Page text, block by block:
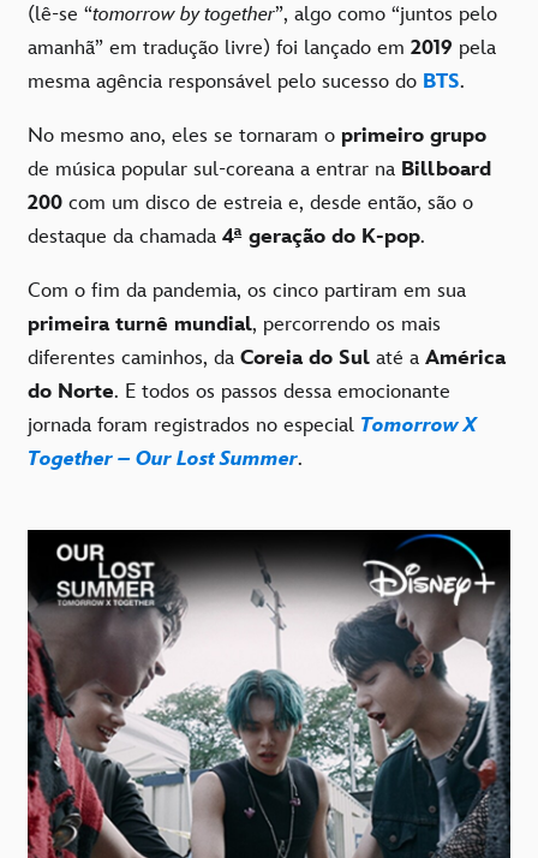
(lê-se “tomorrow by together”, algo como “juntos pelo
amanhã” em tradução livre) foi lançado em 2019 pela
mesma agência responsável pelo sucesso do BTS.
No mesmo ano, eles se tornaram o primeiro grupo
de música popular sul-coreana a entrar na Billboard
200 com um disco de estreia e, desde então, são o
destaque da chamada 4ª geração do K-pop.
Com o fim da pandemia, os cinco partiram em sua
primeira turnê mundial, percorrendo os mais
diferentes caminhos, da Coreia do Sul até a América
do Norte. E todos os passos dessa emocionante
jornada foram registrados no especial Tomorrow X
Together – Our Lost Summer.